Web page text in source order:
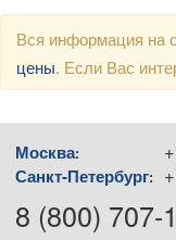
Вся информация на
цены. Если Вас
Москва:
Санкт-Петербург:
8 (800) 707-